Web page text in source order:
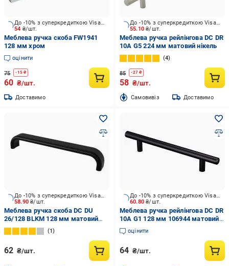
54 ₴/шт.
До -10% з суперкредиткою Visa Вигода
Меблева ручка скоба FW1941
128 мм хром
оцінити
75 -15 ₴
60 ₴/шт.
Доставимо
55.10₴/шт.
До -10% з суперкредиткою Visa Вигода
Меблева ручка рейлінгова DC DR
10А G5 224 мм матовий нікель
4
85 -27₴
58 ₴/шт.
Cамовивіз Доставимо
58.90₴/шт.
До -10% з суперкредиткою Visa Вигода
Меблева ручка скоба DC DU
26/128 BLKM 128 мм матовий
чорний
1
62 ₴/шт.
60.80₴/шт.
До -10% з суперкредиткою Visa Вигода
Меблева ручка рейлінгова DC DR
10A G1 128 мм 106944 матовий
чорний
оцінити
64 ₴/шт.